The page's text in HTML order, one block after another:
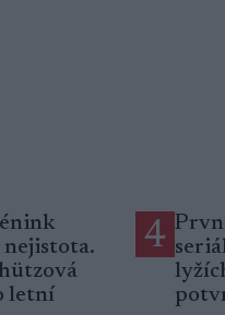
letní
4